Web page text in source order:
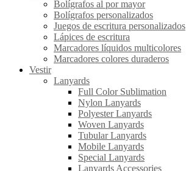
Bolígrafos al por mayor
Bolígrafos personalizados
Juegos de escritura personalizados
Lápices de escritura
Marcadores líquidos multicolores
Marcadores colores duraderos
Vestir
Lanyards
Full Color Sublimation
Nylon Lanyards
Polyester Lanyards
Woven Lanyards
Tubular Lanyards
Mobile Lanyards
Special Lanyards
Lanyards Accessories